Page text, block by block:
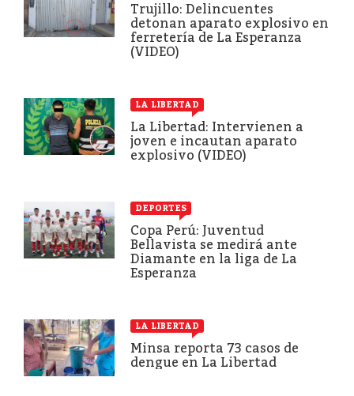
Trujillo: Delincuentes
detonan aparato explosivo en
ferretería de La Esperanza
(VIDEO)
LA LIBERTAD
La Libertad: Intervienen a
joven e incautan aparato
explosivo (VIDEO)
DEPORTES
Copa Perú: Juventud
Bellavista se medirá ante
Diamante en la liga de La
Esperanza
LA LIBERTAD
Minsa reporta 73 casos de
dengue en La Libertad